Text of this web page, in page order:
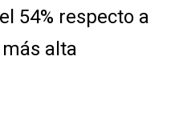
54% respecto a
alta